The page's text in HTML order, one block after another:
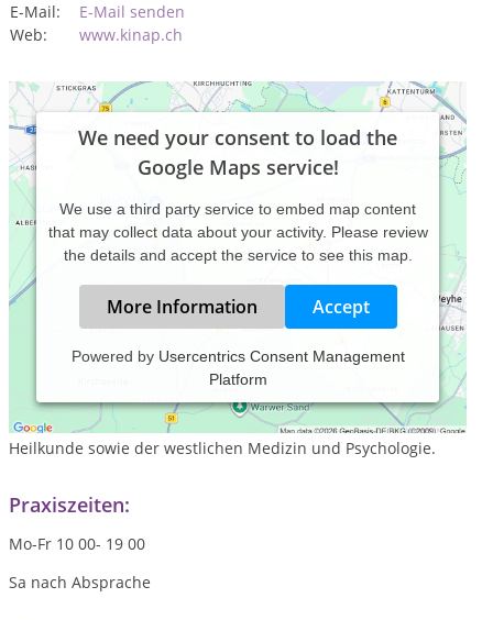
E-Mail:
E-Mail senden
Web:
www.kinap.ch
We need your consent to load the
Google Maps service!
We use a third party service to embed map content
that may collect data about your activity. Please review
the details and accept the service to see this map.
More Information Accept
Powered by Usercentrics Consent Management
Platform
Kinesiologie/Angewandte Physiologie ist eine Ergänzung zur
Schulmedizin, arbeitet ganzheitlich und integriert
Erkentnisse der traditionellen chinesischen und tibetischen
Heilkunde sowie der westlichen Medizin und Psychologie.
Praxiszeiten:
Mo-Fr 10 00- 19 00
Sa nach Absprache